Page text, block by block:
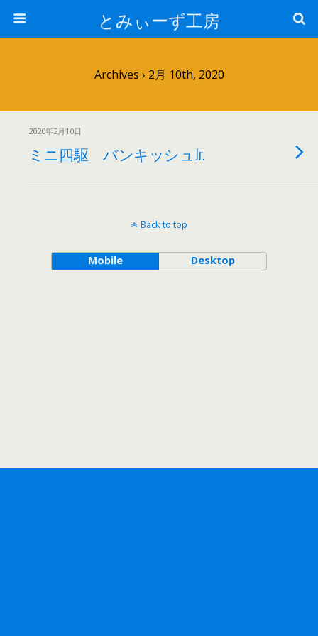
とみぃーず工房
Archives › 2月 10th, 2020
2020年2月10日
ミニ四駆 バンキッシュJr.
Back to top
Mobile Desktop